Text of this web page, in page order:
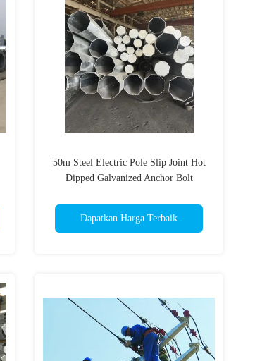
50m Steel Electric Pole Slip Joint Hot
Dipped Galvanized Anchor Bolt
Dapatkan Harga Terbaik